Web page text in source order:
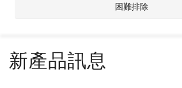
困難排除
新產品訊息